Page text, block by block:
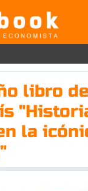
libro
la